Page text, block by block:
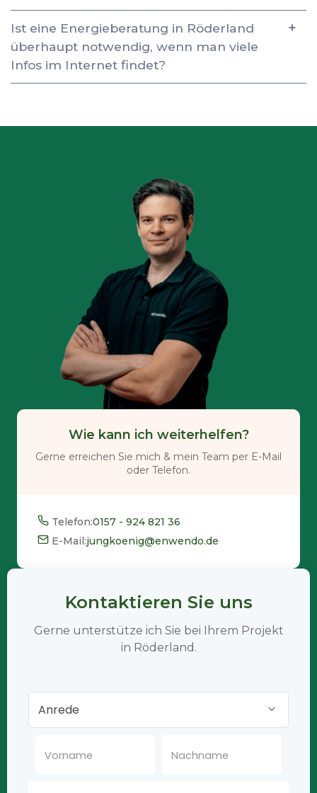
Ist eine Energieberatung in Röderland
überhaupt notwendig, wenn man viele
Infos im Internet findet?
Wie kann ich weiterhelfen?
Gerne erreichen Sie mich & mein Team per E-Mail
oder Telefon.
Telefon:0157 - 924 821 36
E-Mail:jungkoenig@enwendo.de
Kontaktieren Sie uns
Gerne unterstütze ich Sie bei Ihrem Projekt
in Röderland.